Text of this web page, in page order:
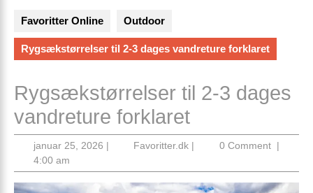
Favoritter Online Outdoor
Rygsækstørrelser til 2-3 dages vandreture forklaret
Rygsækstørrelser til 2-3 dages
vandreture forklaret
januar 25, 2026januar
2026
| Favoritter.dkFavoritter.dk
| 0 Comment |
4:00 am